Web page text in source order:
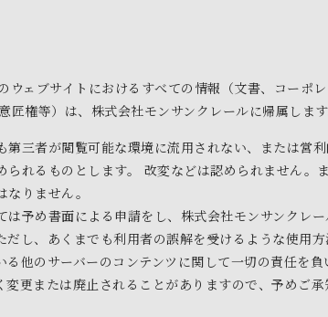
ェブサイトにおけるすべての情報（文書、コーポ
権等）は、株式会社モンサンクレールに帰属します
三者が閲覧可能な環境に流用されない、または営
られるものとします。 改変などは認められません。
りません。
は予め書面による申請をし、株式会社モンサンクレ
し、あくまでも利用者の誤解を受けるような使用
他のサーバーのコンテンツに関して一切の責任を負
更または廃止されることがありますので、予めご承